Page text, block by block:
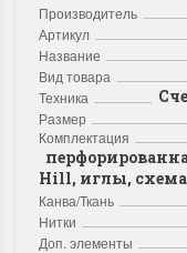
Производитель
Артикул
Название
Вид товара
Техника
Размер
Комплектация
Hill, иглы,
Канва/Ткань
Нитки
Доп. элементы